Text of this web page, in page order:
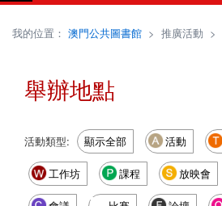
我的位置： 澳門公共圖書館 > 推廣活動 >
舉辦地點
活動類型: 顯示全部 活動
工作坊 課程 放映會